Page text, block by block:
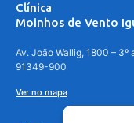
Clínica
Moinhos de Vento
Av. João Wallig, 1800 – 3º
91349-900
Ver no mapa